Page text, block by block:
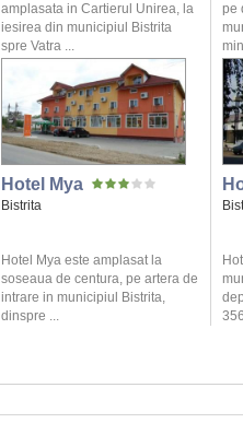
amplasata in Cartierul Unirea, la
iesirea din municipiul Bistrita
spre Vatra ...
pe
Hotel Mya
Bistrita
Hotel Mya este amplasat la
soseaua de centura, pe artera de
intrare in municipiul Bistrita,
dinspre ...